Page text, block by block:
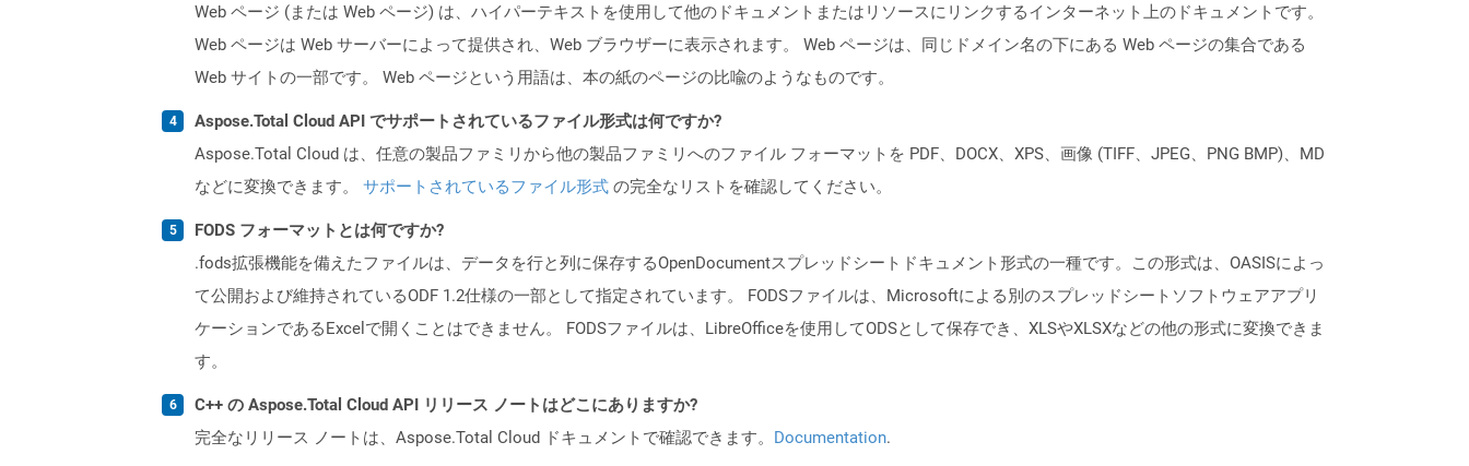
Web ページ (または Web ページ) は、ハイパーテキストを使用して他のドキュメントまたはリソースにリンクするインターネット上のドキュメントです。
Web ページは Web サーバーによって提供され、Web ブラウザーに表示されます。 Web ページは、同じドメイン名の下にある Web ページの集合である
Web サイトの一部です。 Web ページという用語は、本の紙のページの比喩のようなものです。
Aspose.Total Cloud API でサポートされているファイル形式は何ですか?
Aspose.Total Cloud は、任意の製品ファミリから他の製品ファミリへのファイル フォーマットを PDF、DOCX、XPS、画像 (TIFF、JPEG、PNG BMP)、MD
などに変換できます。 サポートされているファイル形式 の完全なリストを確認してください。
FODS フォーマットとは何ですか?
.fods拡張機能を備えたファイルは、データを行と列に保存するOpenDocumentスプレッドシートドキュメント形式の一種です。この形式は、OASISによっ
て公開および維持されているODF 1.2仕様の一部として指定されています。 FODSファイルは、Microsoftによる別のスプレッドシートソフトウェアアプリ
ケーションであるExcelで開くことはできません。 FODSファイルは、LibreOfficeを使用してODSとして保存でき、XLSやXLSXなどの他の形式に変換できま
す。
C++ の Aspose.Total Cloud API リリース ノートはどこにありますか?
完全なリリース ノートは、Aspose.Total Cloud ドキュメントで確認できます。 Documentation.